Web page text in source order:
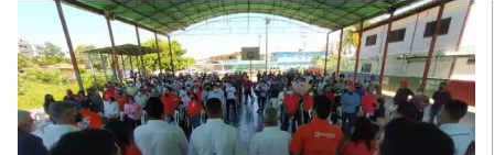
populares en la entidad…